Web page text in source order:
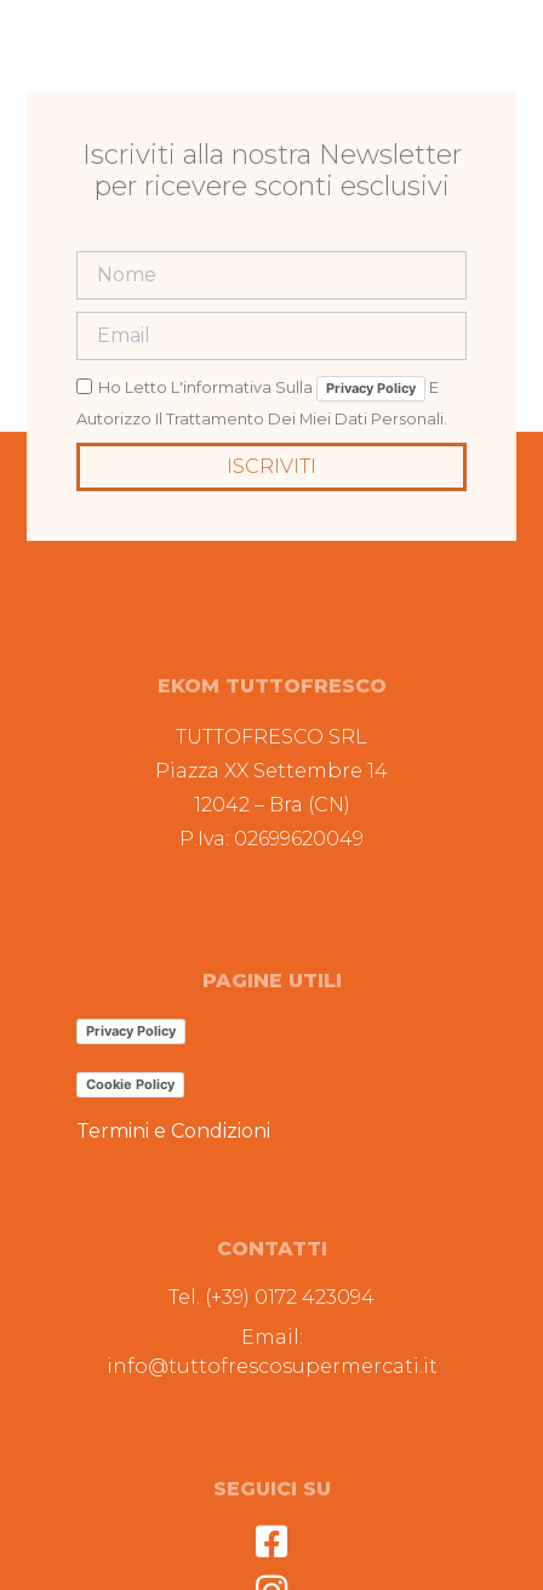
Iscriviti alla nostra Newsletter
per ricevere sconti esclusivi
Ho Letto L'informativa Sulla Privacy Policy
E
Autorizzo Il Trattamento Dei Miei Dati Personali.
ISCRIVITI
EKOM TUTTOFRESCO
TUTTOFRESCO SRL
Piazza XX Settembre 14
12042 – Bra (CN)
P.Iva: 02699620049
PAGINE UTILI
Privacy Policy
Cookie Policy
Termini e Condizioni
CONTATTI
Tel. (+39) 0172 423094
Email:
info@tuttofrescosupermercati.it
SEGUICI SU